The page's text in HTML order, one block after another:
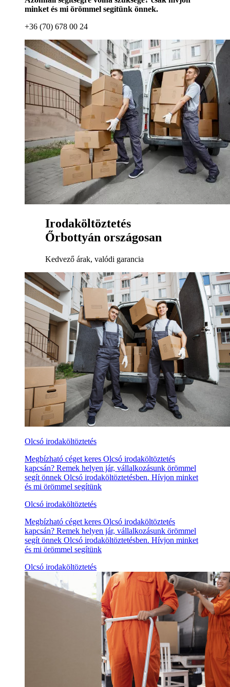
minket és mi örömmel segítünk önnek.
+36 (70) 678 00 24
Irodaköltöztetés
Őrbottyán országosan
Kedvező árak, valódi garancia
Olcsó irodaköltöztetés
Megbízható céget keres Olcsó irodaköltöztetés
kapcsán? Remek helyen jár, vállalkozásunk örömmel
segít önnek Olcsó irodaköltöztetésben. Hívjon minket
és mi örömmel segítünk
Olcsó irodaköltöztetés
Megbízható céget keres Olcsó irodaköltöztetés
kapcsán? Remek helyen jár, vállalkozásunk örömmel
segít önnek Olcsó irodaköltöztetésben. Hívjon minket
és mi örömmel segítünk
Olcsó irodaköltöztetés